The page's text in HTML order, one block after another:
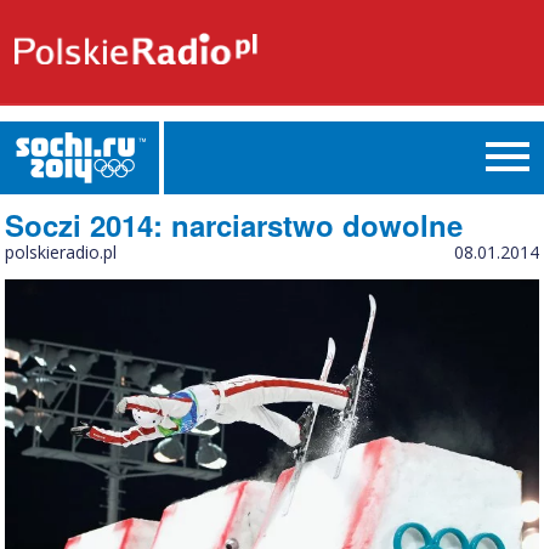
Soczi 2014: narciarstwo dowolne
polskieradio.pl 08.01.2014